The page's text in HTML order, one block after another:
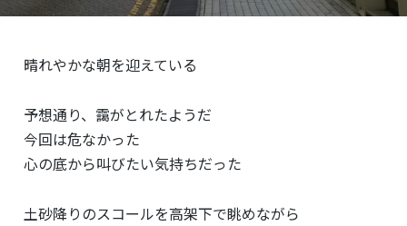
晴れやかな朝を迎えている
予想通り、靄がとれたようだ
今回は危なかった
心の底から叫びたい気持ちだった
土砂降りのスコールを高架下で眺めながら